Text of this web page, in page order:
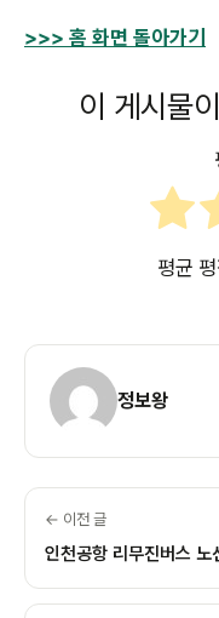
>>> 홈 화면 돌아가기
이 게시물
평균
정보왕
← 이전 글
인천공항 리무진버스 노